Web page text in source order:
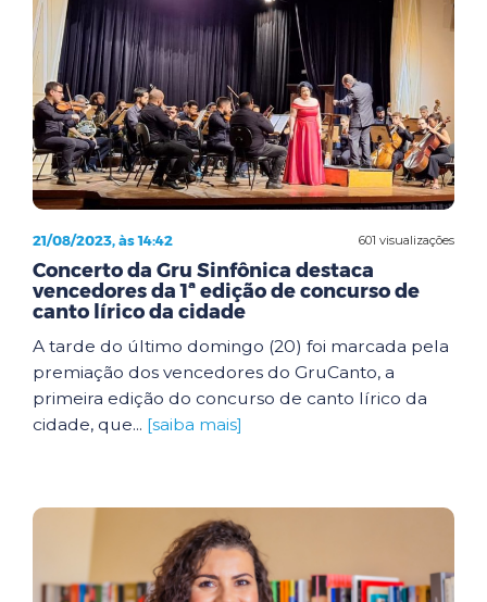
601 visualizações
21/08/2023, às 14:42
Concerto da Gru Sinfônica destaca
vencedores da 1ª edição de concurso de
canto lírico da cidade
A tarde do último domingo (20) foi marcada pela
premiação dos vencedores do GruCanto, a
primeira edição do concurso de canto lírico da
cidade, que... [saiba mais]